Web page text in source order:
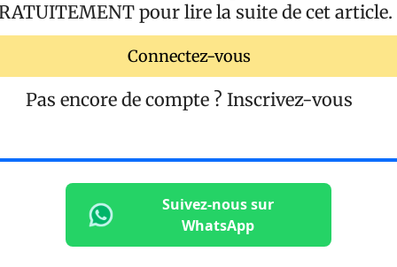
pour lire la suite de cet article.
Connectez-vous
Pas encore de compte ? Inscrivez-vous
Suivez-nous sur
WhatsApp